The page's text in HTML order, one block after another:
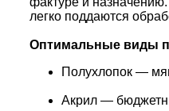
легко поддаются
Оптимальные виды
Полухлопок —
Акрил —